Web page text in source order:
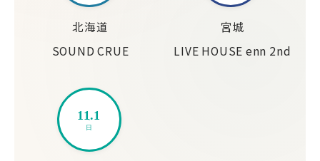
北海道
SOUND CRUE
宮城
LIVE HOUSE enn 2nd
11.1
日